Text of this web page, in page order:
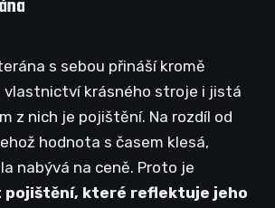
s sebou přináší kromě
vlastnictví krásného stroje i jistá
z nich je pojištění. Na rozdíl od
hodnota s časem klesá,
nabývá na ceně. Proto je
pojištění, které reflektuje jeho